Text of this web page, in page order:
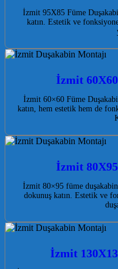
İzmit 95X85 Füme
katın. Estetik ve
İzmit
İzmit 60×60 Füme
katın, hem estetik hem de
İzmit
İzmit 80×95 füme
dokunuş katın. Estetik ve
İzmit